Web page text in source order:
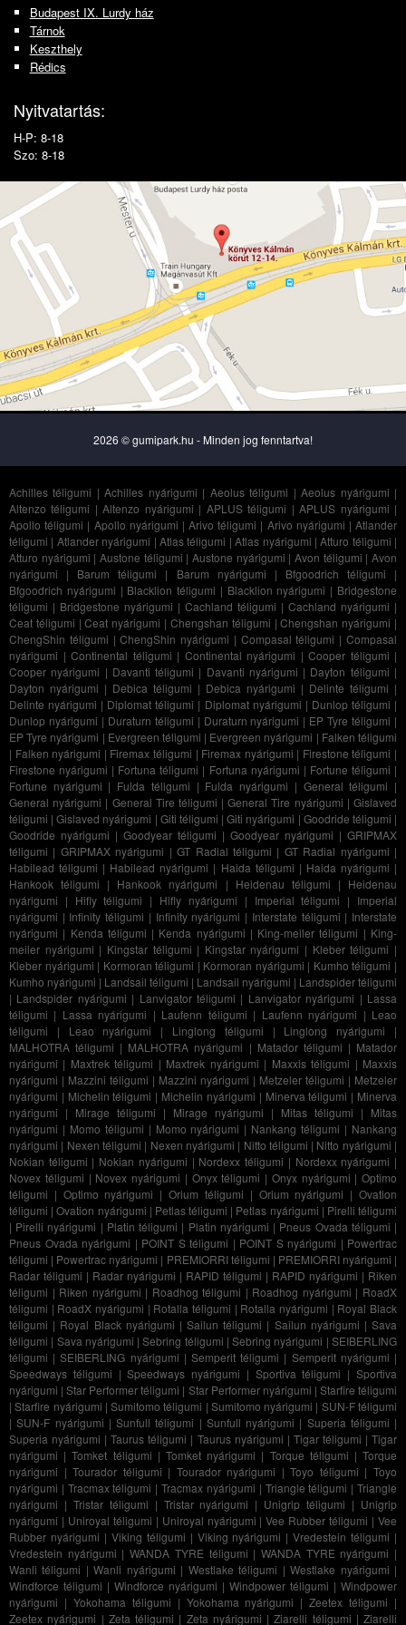
Budapest IX. Lurdy ház
Tárnok
Keszthely
Rédics
Nyitvatartás:
H-P: 8-18
Szo: 8-18
2026 © gumipark.hu - Minden jog fenntartva!
Achilles téligumi |Achilles nyárigumi | Aeolus téligumi |Aeolus nyárigumi |
Altenzo téligumi |Altenzo nyárigumi | APLUS téligumi |APLUS nyárigumi |
Apollo téligumi | Apollo nyárigumi |Arivo téligumi | Arivo nyárigumi |Atlander
téligumi | Atlander nyárigumi | Atlas téligumi |Atlas nyárigumi |Atturo téligumi |
Atturo nyárigumi |Austone téligumi |Austone nyárigumi |Avon téligumi |Avon
nyárigumi | Barum téligumi | Barum nyárigumi | Bfgoodrich téligumi |
Bfgoodrich nyárigumi | Blacklion téligumi | Blacklion nyárigumi | Bridgestone
téligumi | Bridgestone nyárigumi | Cachland téligumi | Cachland nyárigumi |
Ceat téligumi |Ceat nyárigumi | Chengshan téligumi |Chengshan nyárigumi |
ChengShin téligumi |ChengShin nyárigumi | Compasal téligumi |Compasal
nyárigumi | Continental téligumi | Continental nyárigumi | Cooper téligumi |
Cooper nyárigumi | Davanti téligumi | Davanti nyárigumi | Dayton téligumi |
Dayton nyárigumi | Debica téligumi | Debica nyárigumi | Delinte téligumi |
Delinte nyárigumi | Diplomat téligumi | Diplomat nyárigumi | Dunlop téligumi |
Dunlop nyárigumi | Duraturn téligumi | Duraturn nyárigumi | EP Tyre téligumi |
EP Tyre nyárigumi | Evergreen téligumi | Evergreen nyárigumi | Falken téligumi
| Falken nyárigumi | Firemax téligumi | Firemax nyárigumi | Firestone téligumi |
Firestone nyárigumi | Fortuna téligumi | Fortuna nyárigumi | Fortune téligumi |
Fortune nyárigumi | Fulda téligumi | Fulda nyárigumi | General téligumi |
General nyárigumi | General Tire téligumi |General Tire nyárigumi |Gislaved
téligumi |Gislaved nyárigumi | Giti téligumi |Giti nyárigumi | Goodride téligumi |
Goodride nyárigumi | Goodyear téligumi | Goodyear nyárigumi | GRIPMAX
téligumi | GRIPMAX nyárigumi |GT Radial téligumi | GT Radial nyárigumi |
Habilead téligumi | Habilead nyárigumi | Haida téligumi | Haida nyárigumi |
Hankook téligumi | Hankook nyárigumi | Heidenau téligumi | Heidenau
nyárigumi | Hifly téligumi | Hifly nyárigumi | Imperial téligumi | Imperial
nyárigumi | Infinity téligumi | Infinity nyárigumi | Interstate téligumi | Interstate
nyárigumi | Kenda téligumi | Kenda nyárigumi | King-meiler téligumi | King-
meiler nyárigumi | Kingstar téligumi | Kingstar nyárigumi | Kleber téligumi |
Kleber nyárigumi | Kormoran téligumi | Kormoran nyárigumi | Kumho téligumi |
Kumho nyárigumi | Landsail téligumi | Landsail nyárigumi | Landspider téligumi
| Landspider nyárigumi | Lanvigator téligumi | Lanvigator nyárigumi | Lassa
téligumi | Lassa nyárigumi | Laufenn téligumi | Laufenn nyárigumi | Leao
téligumi | Leao nyárigumi | Linglong téligumi | Linglong nyárigumi |
MALHOTRA téligumi | MALHOTRA nyárigumi | Matador téligumi | Matador
nyárigumi | Maxtrek téligumi | Maxtrek nyárigumi | Maxxis téligumi | Maxxis
nyárigumi | Mazzini téligumi | Mazzini nyárigumi | Metzeler téligumi | Metzeler
nyárigumi | Michelin téligumi | Michelin nyárigumi | Minerva téligumi | Minerva
nyárigumi | Mirage téligumi | Mirage nyárigumi | Mitas téligumi | Mitas
nyárigumi | Momo téligumi | Momo nyárigumi | Nankang téligumi | Nankang
nyárigumi | Nexen téligumi | Nexen nyárigumi | Nitto téligumi | Nitto nyárigumi |
Nokian téligumi | Nokian nyárigumi | Nordexx téligumi | Nordexx nyárigumi |
Novex téligumi | Novex nyárigumi | Onyx téligumi | Onyx nyárigumi | Optimo
téligumi | Optimo nyárigumi |Orium téligumi | Orium nyárigumi |Ovation
téligumi |Ovation nyárigumi | Petlas téligumi | Petlas nyárigumi | Pirelli téligumi
| Pirelli nyárigumi | Platin téligumi | Platin nyárigumi | Pneus Ovada téligumi |
Pneus Ovada nyárigumi | POINT S téligumi | POINT S nyárigumi | Powertrac
téligumi | Powertrac nyárigumi | PREMIORRI téligumi | PREMIORRI nyárigumi |
Radar téligumi | Radar nyárigumi | RAPID téligumi | RAPID nyárigumi | Riken
téligumi | Riken nyárigumi | Roadhog téligumi | Roadhog nyárigumi | RoadX
téligumi | RoadX nyárigumi | Rotalla téligumi | Rotalla nyárigumi | Royal Black
téligumi | Royal Black nyárigumi |Sailun téligumi | Sailun nyárigumi |Sava
téligumi | Sava nyárigumi |Sebring téligumi |Sebring nyárigumi |SEIBERLING
téligumi |SEIBERLING nyárigumi |Semperit téligumi | Semperit nyárigumi |
Speedways téligumi |Speedways nyárigumi | Sportiva téligumi |Sportiva
nyárigumi |Star Performer téligumi | Star Performer nyárigumi | Starfire téligumi
|Starfire nyárigumi |Sumitomo téligumi | Sumitomo nyárigumi | SUN-F téligumi
|SUN-F nyárigumi | Sunfull téligumi | Sunfull nyárigumi | Superia téligumi |
Superia nyárigumi |Taurus téligumi | Taurus nyárigumi | Tigar téligumi |Tigar
nyárigumi |Tomket téligumi | Tomket nyárigumi | Torque téligumi |Torque
nyárigumi |Tourador téligumi | Tourador nyárigumi |Toyo téligumi |Toyo
nyárigumi | Tracmax téligumi |Tracmax nyárigumi | Triangle téligumi |Triangle
nyárigumi | Tristar téligumi | Tristar nyárigumi | Unigrip téligumi | Unigrip
nyárigumi | Uniroyal téligumi | Uniroyal nyárigumi |Vee Rubber téligumi |Vee
Rubber nyárigumi | Viking téligumi | Viking nyárigumi |Vredestein téligumi |
Vredestein nyárigumi |WANDA TYRE téligumi | WANDA TYRE nyárigumi |
Wanli téligumi |Wanli nyárigumi | Westlake téligumi |Westlake nyárigumi |
Windforce téligumi | Windforce nyárigumi | Windpower téligumi | Windpower
nyárigumi | Yokohama téligumi | Yokohama nyárigumi |Zeetex téligumi |
Zeetex nyárigumi | Zeta téligumi | Zeta nyárigumi |Ziarelli téligumi | Ziarelli